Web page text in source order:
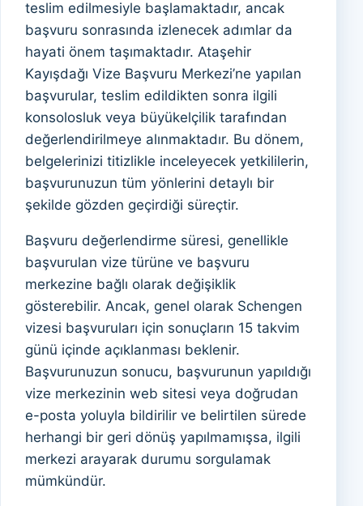
teslim edilmesiyle başlamaktadır, ancak
başvuru sonrasında izlenecek adımlar da
hayati önem taşımaktadır. Ataşehir
Kayışdağı Vize Başvuru Merkezi’ne yapılan
başvurular, teslim edildikten sonra ilgili
konsolosluk veya büyükelçilik tarafından
değerlendirilmeye alınmaktadır. Bu dönem,
belgelerinizi titizlikle inceleyecek yetkililerin,
başvurunuzun tüm yönlerini detaylı bir
şekilde gözden geçirdiği süreçtir.
Başvuru değerlendirme süresi, genellikle
başvurulan vize türüne ve başvuru
merkezine bağlı olarak değişiklik
gösterebilir. Ancak, genel olarak Schengen
vizesi başvuruları için sonuçların 15 takvim
günü içinde açıklanması beklenir.
Başvurunuzun sonucu, başvurunun yapıldığı
vize merkezinin web sitesi veya doğrudan
e-posta yoluyla bildirilir ve belirtilen sürede
herhangi bir geri dönüş yapılmamışsa, ilgili
merkezi arayarak durumu sorgulamak
mümkündür.